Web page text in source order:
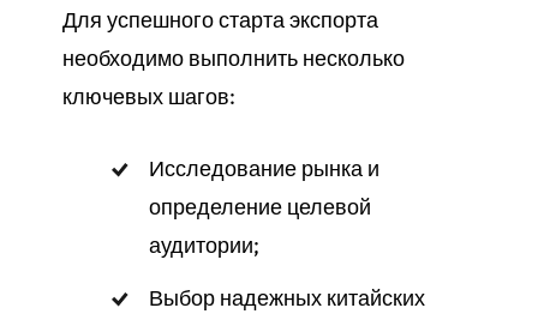
Для успешного старта экспорта
необходимо выполнить несколько
ключевых шагов:
Исследование рынка и
определение целевой
аудитории;
Выбор надежных китайских